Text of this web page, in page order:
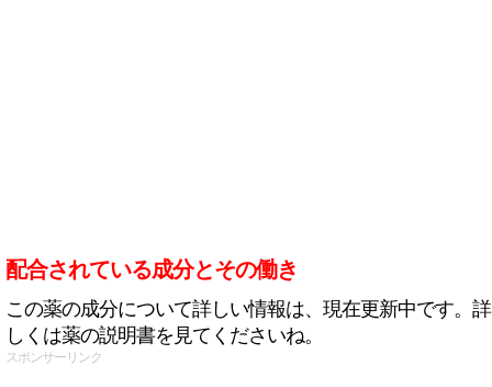
配合されている成分とその働き
この薬の成分について詳しい情報は、現在更新中です。詳
しくは薬の説明書を見てくださいね。
スポンサーリンク